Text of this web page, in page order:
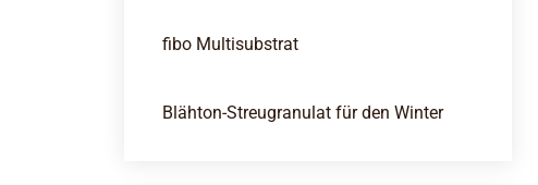
fibo Multisubstrat
Blähton-Streugranulat für den Winter